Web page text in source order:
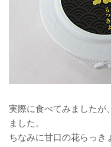
実際に食べてみましたが
ました。
ちなみに甘口の花らっき